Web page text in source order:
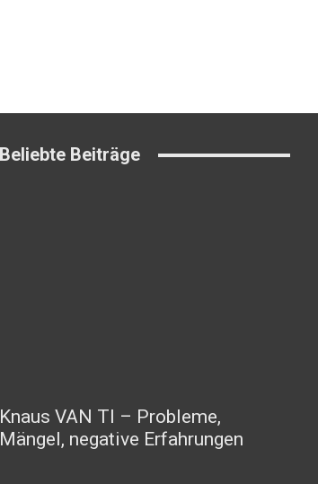
Beliebte Beiträge
Knaus VAN TI – Probleme,
Mängel, negative Erfahrungen